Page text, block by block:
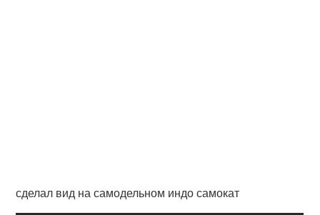
сделал вид на самодельном индо самокат